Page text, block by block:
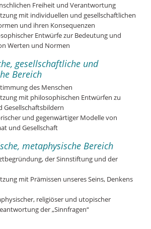
Freiheit und Verantwortung
mit individuellen und gesellschaftlichen
und ihren Konsequenzen
Entwürfe zur Bedeutung und
Werten und Normen
gesellschaftliche und
Bereich
des Menschen
mit philosophischen Entwürfen zu
Gesellschaftsbildern
und gegenwärtiger Modelle von
und Gesellschaft
metaphysische Bereich
der Sinnstiftung und der
mit Prämissen unseres Seins, Denkens
religiöser und utopischer
der „Sinnfragen“